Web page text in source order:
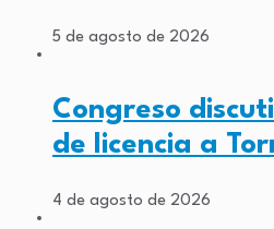
5 de agosto de 2026
Congreso
de licencia a
4 de agosto de 2026